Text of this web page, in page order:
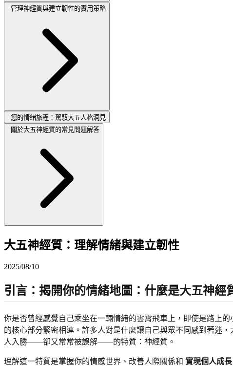
管理神經質與建立韌性的實用策略
您的情緒旅程：駕馭大五人格洞見
關於大五神經質的常見問題解答
大五神經質：理解情緒與建立韌性
2025/08/10
引言：揭開你的情緒地圖：什麼是大五神經
你是否曾經感覺自己乘坐在一輛情緒的雲霄飛車上，即使是路上
的核心部分緊密相連。許多人對是什麼讓自己與眾不同感到著迷
人入勝——卻又常常被誤解——的特質：神經質。
理解這一特質是掌握你的情感世界、改善人際關係和 實現個人成長